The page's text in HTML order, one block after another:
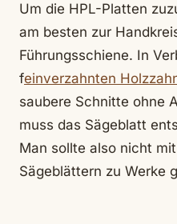
Um die HPL-Platten
am besten zur
Führungsschiene. In
feinverzahnten
saubere Schnitte ohne
muss das Sägeblatt
Man sollte also nicht mit
Sägeblättern zu Werke